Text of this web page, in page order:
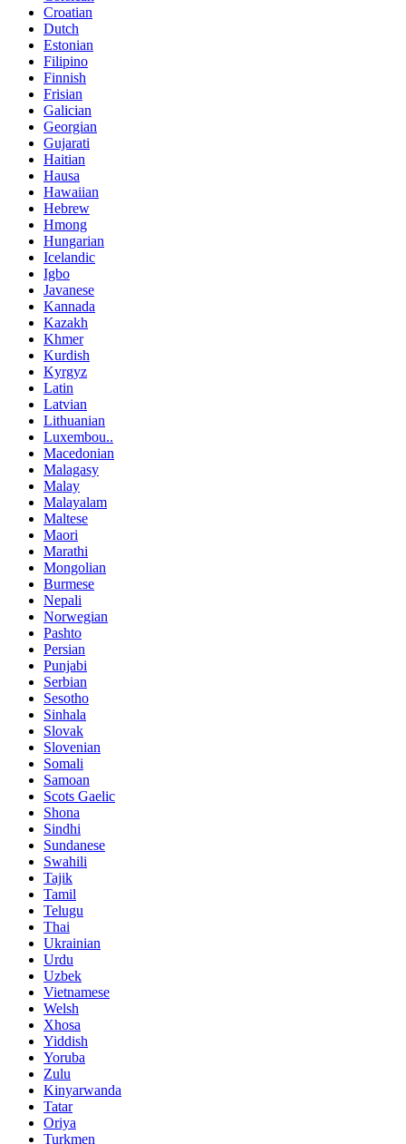
Croatian
Dutch
Estonian
Filipino
Finnish
Frisian
Galician
Georgian
Gujarati
Haitian
Hausa
Hawaiian
Hebrew
Hmong
Hungarian
Icelandic
Igbo
Javanese
Kannada
Kazakh
Khmer
Kurdish
Kyrgyz
Latin
Latvian
Lithuanian
Luxembou..
Macedonian
Malagasy
Malay
Malayalam
Maltese
Maori
Marathi
Mongolian
Burmese
Nepali
Norwegian
Pashto
Persian
Punjabi
Serbian
Sesotho
Sinhala
Slovak
Slovenian
Somali
Samoan
Scots Gaelic
Shona
Sindhi
Sundanese
Swahili
Tajik
Tamil
Telugu
Thai
Ukrainian
Urdu
Uzbek
Vietnamese
Welsh
Xhosa
Yiddish
Yoruba
Zulu
Kinyarwanda
Tatar
Oriya
Turkmen